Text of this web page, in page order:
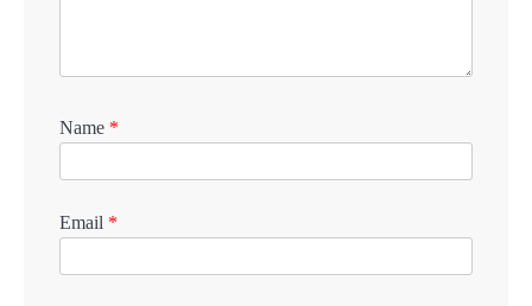
Name *
Email *